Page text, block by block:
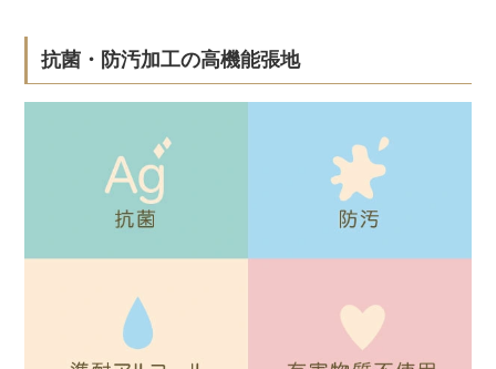
抗菌・防汚加工の高機能張地